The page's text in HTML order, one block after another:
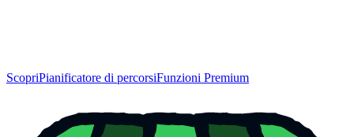
ScopriPianificatore di percorsiFunzioni Premium